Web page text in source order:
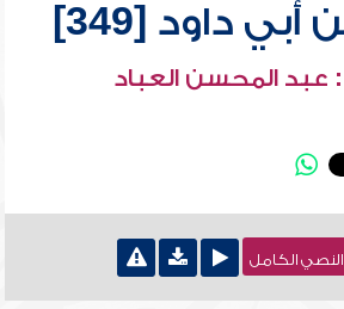
داود [349]
عبد المحسن العباد
النصي الكامل